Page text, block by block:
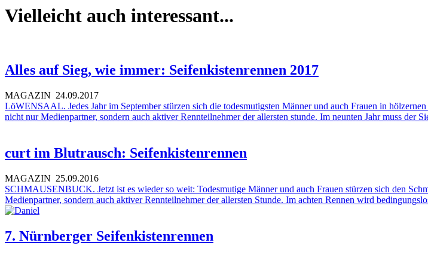
Vielleicht auch interessant...
Alles auf Sieg, wie immer: Seifenkistenrennen 2017
MAGAZIN 24.09.2017
LöWENSAAL. Jedes Jahr im September stürzen sich die todesmutigsten Männer und auch Frauen in
nicht nur Medienpartner, sondern auch aktiver Rennteilnehmer der allersten stunde. Im neunten Jahr muss der
curt im Blutrausch: Seifenkistenrennen
MAGAZIN 25.09.2016
SCHMAUSENBUCK. Jetzt ist es wieder so weit: Todesmutige Männer und auch Frauen stürzen sich den
Medienpartner, sondern auch aktiver Rennteilnehmer der allersten Stunde. Im achten Rennen wird
7. Nürnberger Seifenkistenrennen